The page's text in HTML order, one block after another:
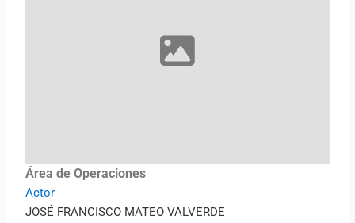
Área de Operaciones
Actor
JOSÉ FRANCISCO MATEO VALVERDE